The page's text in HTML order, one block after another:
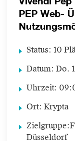
PEP Web-
Status: 10
Datum: Do.
Uhrzeit:
Ort: Krypta
Zielgruppe:
Düsseldorf